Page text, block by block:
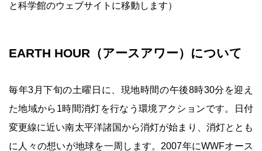
と科学館のウェブサイトに移動します）
EARTH HOUR（アースアワー）について
毎年3月下旬の土曜日に、現地時間の午後8時30分を迎え
た地域から1時間消灯を行なう環境アクションです。日付
変更線に近い南太平洋諸国から消灯が始まり、消灯ととも
に人々の想いが地球を一周します。2007年にWWFオース